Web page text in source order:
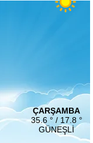
ÇARŞAMBA
35.6 ° / 17.8 °
GÜNEŞLI